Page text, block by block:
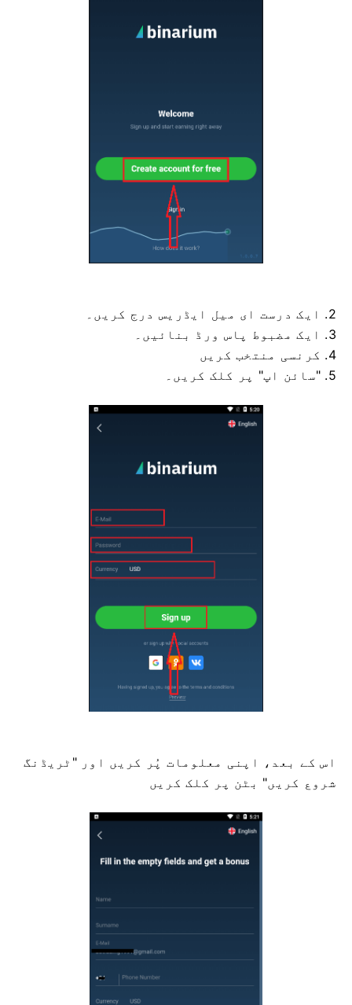
2. ایک درست ای میل ایڈریس درج کریں۔
3. ایک مضبوط پاس ورڈ بنائیں۔
4. کرنسی منتخب کریں
5. "سائن اپ" پر کلک کریں۔
اس کے بعد، اپنی معلومات پُر کریں اور "ٹریڈنگ
شروع کریں" بٹن پر کلک کریں